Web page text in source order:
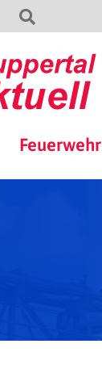
Feuerwehr